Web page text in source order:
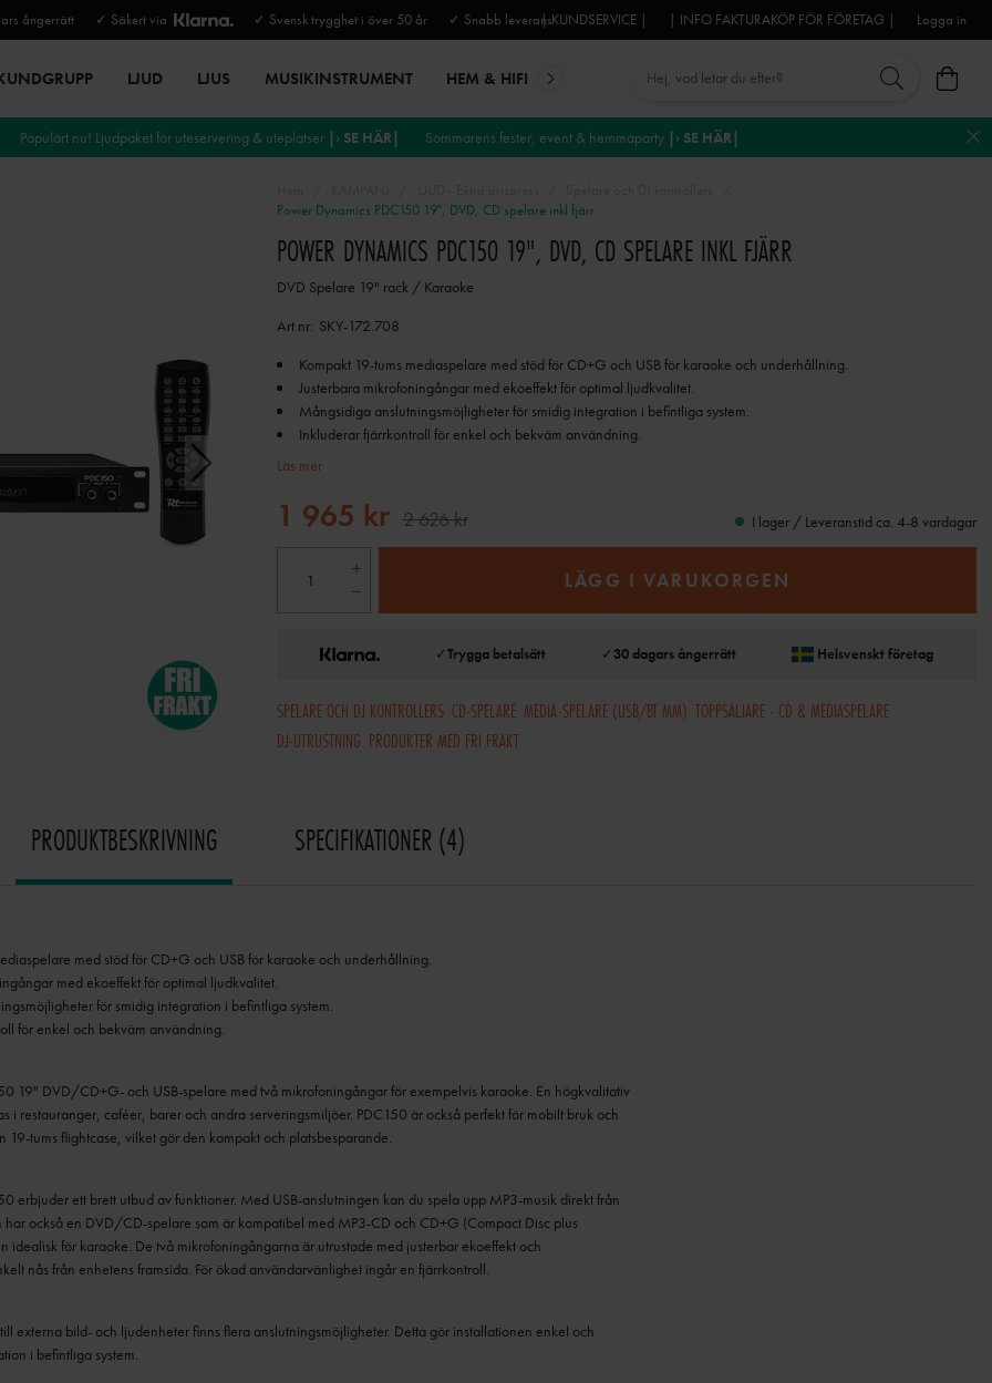
ångerrätt ✓ Säkert via ✓ Svensk trygghet i över 50 år ✓ Snabb leverans| KUNDSERVICE | | INFO FAKTURAKÖP FÖR FÖRETAG | Logga in
LJUD LJUS MUSIKINSTRUMENT HEM & HIFI MIKROFONER DJ-UTRUSTNING TROSS
Populärt nu! Ljudpaket för uteservering & uteplatser |› SE HÄR| Sommarens fester, event & hemmaparty |› SE HÄR|
Power Dynamics PDC150 19", DVD, CD spelare inkl fjärr
POWER DYNAMICS PDC150 19", DVD, CD SPELARE INKL FJÄRR
DVD Spelare 19" rack / Karaoke
Art nr: SKY-172.708
Kompakt 19-tums mediaspelare med stöd för CD+G och USB för karaoke och underhållning.
Justerbara mikrofoningångar med ekoeffekt för optimal ljudkvalitet.
Mångsidiga anslutningsmöjligheter för smidig integration i befintliga system.
Inkluderar fjärrkontroll för enkel och bekväm användning.
Läs mer
1 965 kr 2 626 kr I lager / Leveranstid ca. 4-8 vardagar
LÄGG I VARUKORGEN
✓Trygga betalsätt ✓30 dagars ångerrätt Helsvenskt företag
SPELARE OCH DJ KONTROLLERS CD-SPELARE MEDIA-SPELARE (USB/BT MM) TOPPSÄLJARE - CD & MEDIASPELARE
DJ-UTRUSTNING PRODUKTER MED FRI FRAKT
PRODUKTBESKRIVNING SPECIFIKATIONER 4
för enkel och bekväm användning.
19" DVD/CD+G- och USB-spelare med två mikrofoningångar för exempelvis karaoke. En högkvalitativ
i restauranger, caféer, barer och andra serveringsmiljöer. PDC150 är också perfekt för mobilt bruk och
19-tums flightcase, vilket gör den kompakt och platsbesparande.
erbjuder ett brett utbud av funktioner. Med USB-anslutningen kan du spela upp MP3-musik direkt från
har också en DVD/CD-spelare som är kompatibel med MP3-CD och CD+G (Compact Disc plus
idealisk för karaoke. De två mikrofoningångarna är utrustade med justerbar ekoeffekt och
nås från enhetens framsida. För ökad användarvänlighet ingår en fjärrkontroll.
externa bild- och ljudenheter finns flera anslutningsmöjligheter. Detta gör installationen enkel och
i befintliga system.